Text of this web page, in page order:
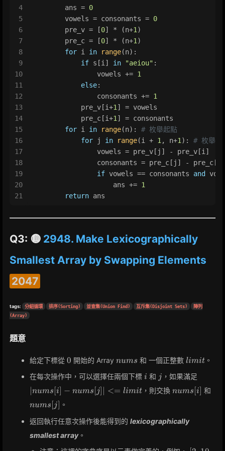
4
5
6
7
8
9
10
11
12
13
14
15
16
17
18
19
20
21
        ans =
0
        vowels = consonants =
0
        pre_v = [
0] * (n+1 )
        pre_c = [
0] * (n+1 )
for i in range(n):
if s[i] in "aeiou" :
                vowels +=
1
else:
                consonants +=
1
            pre_v[i+
1 ] = vowels
            pre_c[i+
1 ] = consonants
for i in range(n): # 枚舉起點
for j in range(i + 1 , n+1 ): # 枚舉終
                vowels = pre_v[j] - pre_v[i]
                consonants = pre_c[j] - pre_c[i]
if vowels == consonants and
                    ans +=
1
return ans
Q3: 🟡 2948. Make Lexicographically
Smallest Array by Swapping Elements
2047
tags: 分組循環 排序(Sorting) 並查集(Union Find) 互斥集(Disjoint Sets)
陣列
(Array)
題意
給定下標從 0
0 開始的 Array nums
nums 和 一個正整數 limit
limit 。
在每次操作中，可以選擇任兩個下標 i
i 和 jj ，如果滿足
-
nums i − nums j <= limit ，則交換nums[i]
nums [i 和
nums j
。
返回執行任意次操作後能得到的 lexicographically
smallest array。